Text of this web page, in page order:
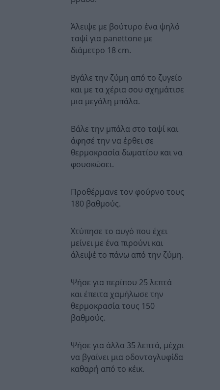
Άλειψε με βούτυρο ένα ψηλό
ταψί για panettone με
διάμετρο 18 cm.
Βγάλε την ζύμη από το ζυγείο
και με τα χέρια σου σχημάτισε
μια μεγάλη μπάλα.
Βάλε την μπάλα στο ταψί και
άφησέ την να έρθει σε
θερμοκρασία δωματίου και να
φουσκώσει.
Προθέρμανε τον φούρνο τους
180 βαθμούς.
Χτύπησε το αυγό που έχει
μείνει με ένα πιρούνι και
άλειψέ το πάνω από την ζύμη.
Ψήσε για περίπου 25 λεπτά
και έπειτα χαμήλωσε την
θερμοκρασία τους 150
βαθμούς.
Ψήσε για άλλα 35 λεπτά, μέχρι
να βγαίνει μια οδοντογλυφίδα
καθαρή από το κέικ.